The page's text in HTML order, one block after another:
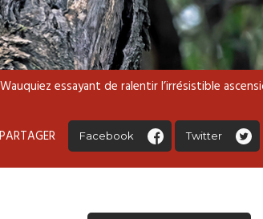
essayant de ralentir l’irrésistible
PARTAGER Facebook Twitter